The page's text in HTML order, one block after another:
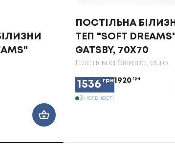
ПОСТІЛЬНА
ТЕП "SOFT
GATSBY, 70X70
Постільна білизна, euro
1536 грн1920 грн
В наявності